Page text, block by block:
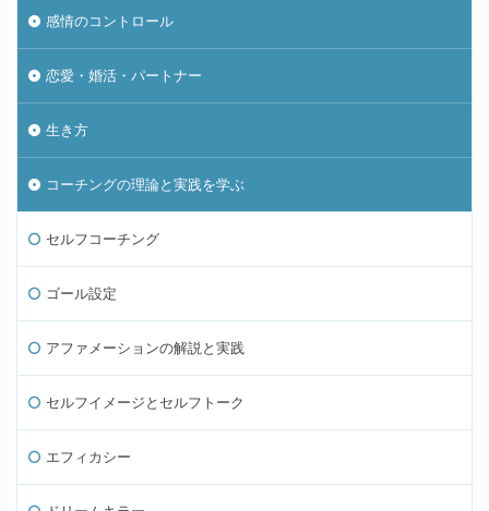
感情のコントロール
恋愛・婚活・パートナー
生き方
コーチングの理論と実践を学ぶ
セルフコーチング
ゴール設定
アファメーションの解説と実践
セルフイメージとセルフトーク
エフィカシー